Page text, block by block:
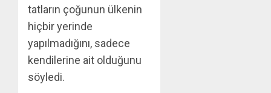
tatların çoğunun ülkenin
hiçbir yerinde
yapılmadığını, sadece
kendilerine ait olduğunu
söyledi.